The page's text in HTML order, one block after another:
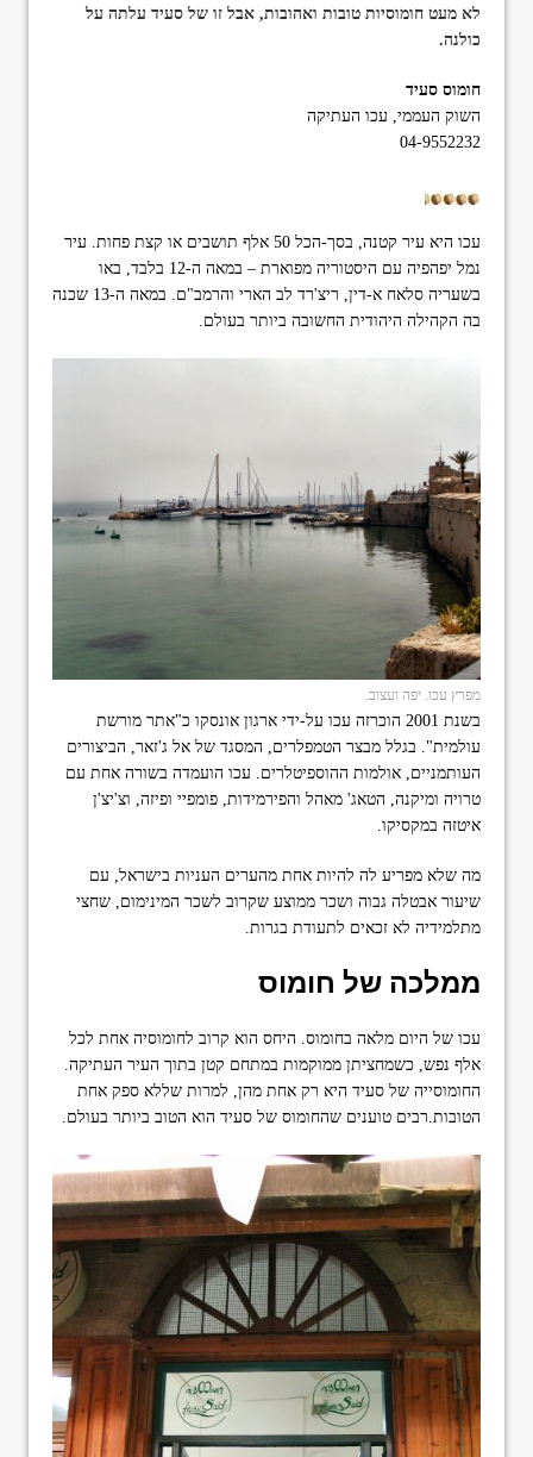
format_underlined הוסף קו תחתון לקישורים
כ
ל
ה
א
פ
לא מעט חומוסיות טובות ואהובות, אבל זו של סעיד עלתה על
כולנה.
חומוס סעיד
השוק העממי, עכו העתיקה
04-9552232
עכו היא עיר קטנה, בסך-הכל 50 אלף תושבים או קצת פחות. עיר
נמל יפהפיה עם היסטוריה מפוארת – במאה ה-12 בלבד, באו
בשעריה סלאח א-דין, ריצ'רד לב הארי והרמב"ם. במאה ה-13 שכנה
בה הקהילה היהודית החשובה ביותר בעולם.
מפרץ עכו. יפה ועצוב.
בשנת 2001 הוכרזה עכו על-ידי ארגון אונסקו כ"אתר מורשת
עולמית". בגלל מבצר הטמפלרים, המסגד של אל ג'זאר, הביצורים
העותמניים, אולמות ההוספיטלרים. עכו הועמדה בשורה אחת עם
טרויה ומיקנה, הטאג' מאהל והפירמידות, פומפיי ופיזה, וצ'יצ'ן
איטזה במקסיקו.
מה שלא מפריע לה להיות אחת מהערים העניות בישראל, עם
שיעור אבטלה גבוה ושכר ממוצע שקרוב לשכר המינימום, שחצי
מתלמידיה לא זכאים לתעודת בגרות.
ממלכה של חומוס
עכו של היום מלאה בחומוס. היחס הוא קרוב לחומוסיה אחת לכל
אלף נפש, כשמחציתן ממוקמות במתחם קטן בתוך העיר העתיקה.
החומוסייה של סעיד היא רק אחת מהן, למרות שללא ספק אחת
הטובות.רבים טוענים שהחומוס של סעיד הוא הטוב ביותר בעולם.